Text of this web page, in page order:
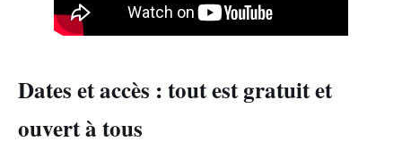
Dates et accès : tout est gratuit et
ouvert à tous